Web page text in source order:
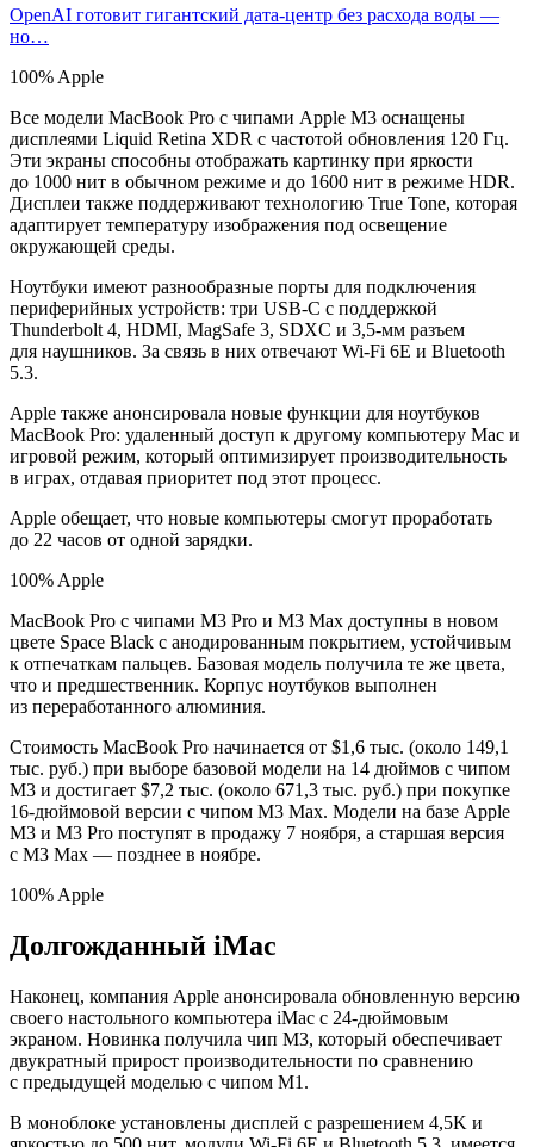
OpenAI готовит гигантский дата-центр без расхода воды —
но…
100% Apple
Все модели MacBook Pro с чипами Apple M3 оснащены
дисплеями Liquid Retina XDR с частотой обновления 120 Гц.
Эти экраны способны отображать картинку при яркости
до 1000 нит в обычном режиме и до 1600 нит в режиме HDR.
Дисплеи также поддерживают технологию True Tone, которая
адаптирует температуру изображения под освещение
окружающей среды.
Ноутбуки имеют разнообразные порты для подключения
периферийных устройств: три USB-C с поддержкой
Thunderbolt 4, HDMI, MagSafe 3, SDXC и 3,5-мм разъем
для наушников. За связь в них отвечают Wi-Fi 6E и Bluetooth
5.3.
Apple также анонсировала новые функции для ноутбуков
MacBook Pro: удаленный доступ к другому компьютеру Mac и
игровой режим, который оптимизирует производительность
в играх, отдавая приоритет под этот процесс.
Apple обещает, что новые компьютеры смогут проработать
до 22 часов от одной зарядки.
100% Apple
MacBook Pro с чипами M3 Pro и M3 Max доступны в новом
цвете Space Black с анодированным покрытием, устойчивым
к отпечаткам пальцев. Базовая модель получила те же цвета,
что и предшественник. Корпус ноутбуков выполнен
из переработанного алюминия.
Стоимость MacBook Pro начинается от $1,6 тыс. (около 149,1
тыс. руб.) при выборе базовой модели на 14 дюймов с чипом
M3 и достигает $7,2 тыс. (около 671,3 тыс. руб.) при покупке
16-дюймовой версии с чипом M3 Max. Модели на базе Apple
M3 и M3 Pro поступят в продажу 7 ноября, а старшая версия
с M3 Max — позднее в ноябре.
100% Apple
Долгожданный iMac
Наконец, компания Apple анонсировала обновленную версию
своего настольного компьютера iMac с 24-дюймовым
экраном. Новинка получила чип M3, который обеспечивает
двукратный прирост производительности по сравнению
с предыдущей моделью с чипом M1.
В моноблоке установлены дисплей с разрешением 4,5K и